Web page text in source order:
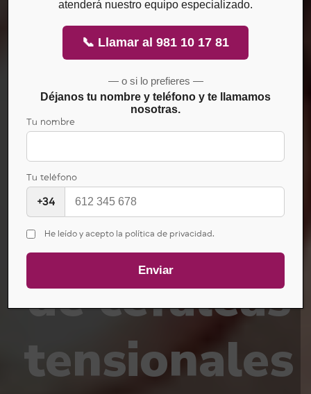
gatillo
miofasciales
(PGM) en el
tratamiento
de cefaleas
tensionales
atenderá nuestro equipo especializado.
📞 Llamar al 981 10 17 81
— o si lo prefieres —
Déjanos tu nombre y teléfono y te llamamos
nosotras.
Tu nombre
Tu teléfono
+34
He leído y acepto la política de privacidad.